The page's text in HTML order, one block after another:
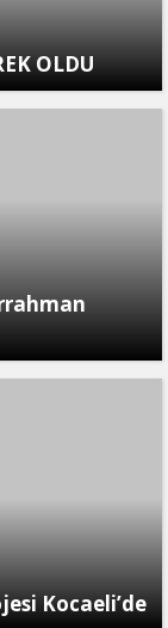
OLDU
Kocaeli’de